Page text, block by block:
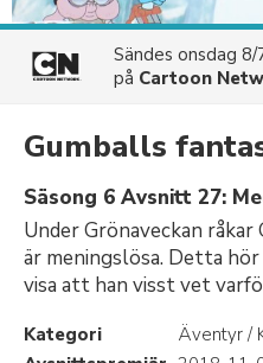
Sändes onsdag 8/
på Cartoon
Gumballs
Säsong 6 Avsnitt 27:
Under Grönaveckan
är meningslösa. Detta
visa att han visst vet
Kategori
Äventyr /